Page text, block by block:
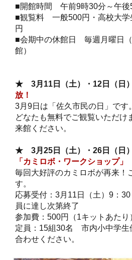
■開館時間 午前9時30分～午後
■観覧料 一般500円・高校大学
円
■会期中の休館日 毎週月曜日
館）
★ 3月11日（土）・12日（日
放！
3月9日は「佐久市民の日」です
どなたも無料でご観覧いただけ
来館ください。
★ 3月25日（土）・26日（日
「カミロボ・ワークショップ」
毎回大好評のカミロボが再来！
す。
応募受付：3月11日（土）9：
員に達し次第終了
参加費：500円（1キットあたり
定員：15組30名 市内小中学
合わせください。